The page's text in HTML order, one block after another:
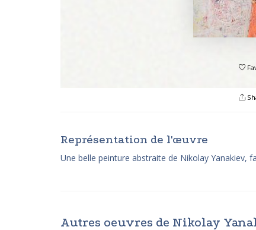
Représentation de l'œuvre
Une belle peinture abstraite de Nikolay Yanakiev,
Autres oeuvres de Nikolay